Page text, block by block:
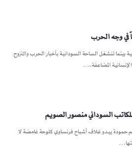
في وجه الحرب
بينما تنشغل الساحة السودانية بأخبار الحرب والنزوح
المضاعفة،…
السوداني منصور الصويم
حمودة يبدو غلاف أشباح فرنساوي كلوحة غامضة لا